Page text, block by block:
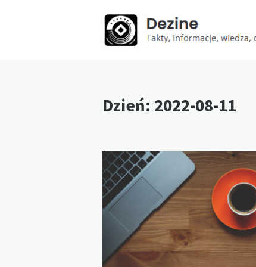
Dzień: 2022-08-11